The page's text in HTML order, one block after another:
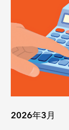
2026年3月